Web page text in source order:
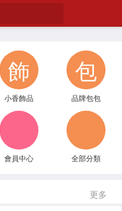
飾
小香飾品
包
品牌包包
會員中心 全部分類
更多